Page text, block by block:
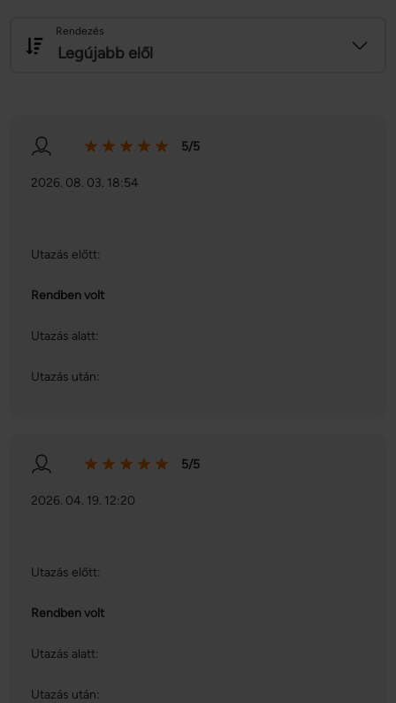
Legújabb elől
Rendezés
5/5
2026. 08. 03. 18:54
Utazás előtt:
Rendben volt
Utazás alatt:
Utazás után:
5/5
2026. 04. 19. 12:20
Utazás előtt:
Rendben volt
Utazás alatt:
Utazás után: